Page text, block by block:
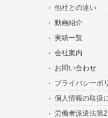
他社との違い
動画紹介
実績一覧
会社案内
お問い合わせ
プライバシーポ
個人情報の取扱
労働者派遣法第